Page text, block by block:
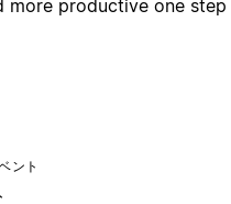
more productive one step
ント